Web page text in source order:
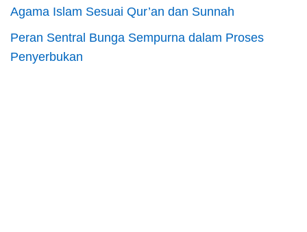
Agama Islam Sesuai Qur’an dan Sunnah
Peran Sentral Bunga Sempurna dalam Proses
Penyerbukan